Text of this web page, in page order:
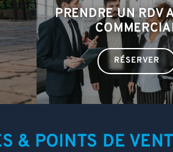
PRENDRE UN RDV
RÉSERVER
& POINTS DE